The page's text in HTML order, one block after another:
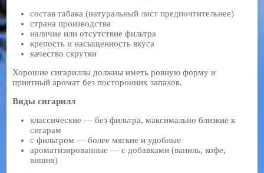
состав табака (натуральный лист предпочтительнее)
страна производства
наличие или отсутствие фильтра
крепость и насыщенность вкуса
качество скрутки
Хорошие сигариллы должны иметь ровную форму и
приятный аромат без посторонних запахов.
Виды сигарилл
классические — без фильтра, максимально близкие к
сигарам
с фильтром — более мягкие и удобные
ароматизированные — с добавками (ваниль, кофе,
вишня)